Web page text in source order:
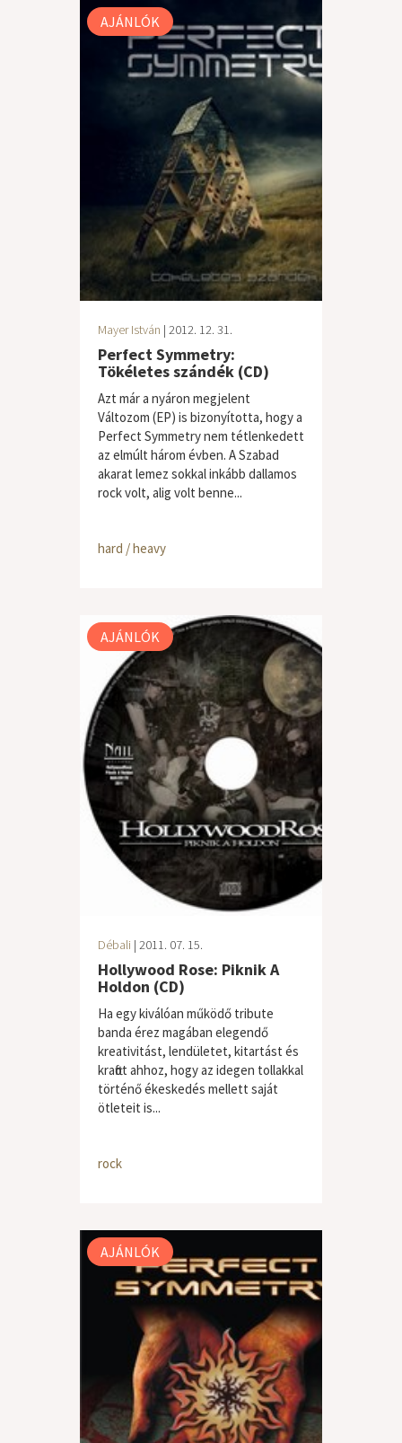
AJÁNLÓK
Mayer István | 2012. 12. 31.
Perfect Symmetry:
Tökéletes szándék (CD)
Azt már a nyáron megjelent
Változom (EP) is bizonyította, hogy a
Perfect Symmetry nem tétlenkedett
az elmúlt három évben. A Szabad
akarat lemez sokkal inkább dallamos
rock volt, alig volt benne...
hard / heavy
AJÁNLÓK
Débali | 2011. 07. 15.
Hollywood Rose: Piknik A
Holdon (CD)
Ha egy kiválóan működő tribute
banda érez magában elegendő
kreativitást, lendületet, kitartást és
kraftot ahhoz, hogy az idegen tollakkal
történő ékeskedés mellett saját
ötleteit is...
rock
AJÁNLÓK